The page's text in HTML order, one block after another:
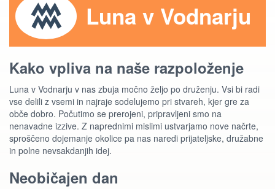
Luna v Vodnarju
Kako vpliva na naše razpoloženje
Luna v Vodnarju v nas zbuja močno željo po druženju. Vsi bi radi
vse delili z vsemi in najraje sodelujemo pri stvareh, kjer gre za
obče dobro. Počutimo se prerojeni, pripravljeni smo na
nenavadne izzive. Z naprednimi mislimi ustvarjamo nove načrte,
sproščeno dojemanje okolice pa nas naredi prijateljske, družabne
in polne nevsakdanjih idej.
Neobičajen dan